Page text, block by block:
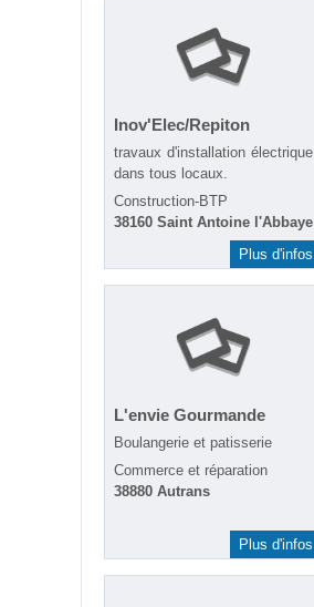
Inov'Elec/Repiton
travaux d'installation électrique
dans tous locaux.
Construction-BTP
38160 Saint Antoine l'Abbaye
Plus d'infos
L'envie Gourmande
Boulangerie et patisserie
Commerce et réparation
38880 Autrans
Plus d'infos